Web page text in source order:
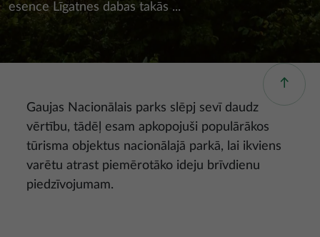
esence Līgatnes dabas takās ...
Gaujas Nacionālais parks slēpj sevī daudz
vērtību, tādēļ esam apkopojuši populārākos
tūrisma objektus nacionālajā parkā, lai ikviens
varētu atrast piemērotāko ideju brīvdienu
piedzīvojumam.